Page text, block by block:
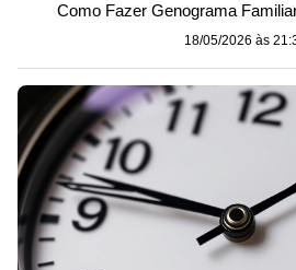
Como Fazer Genograma
18/05/2026 às